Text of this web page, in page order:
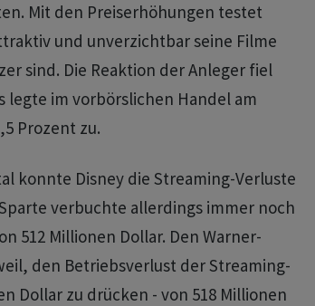
Mit den Preiserhöhungen testet
und unverzichtbar seine Filme
sind. Die Reaktion der Anleger fiel
legte im vorbörslichen Handel am
Prozent zu.
konnte Disney die Streaming-Verluste
verbuchte allerdings immer noch
512 Millionen Dollar. Den Warner-
den Betriebsverlust der Streaming-
Dollar zu drücken - von 518 Millionen